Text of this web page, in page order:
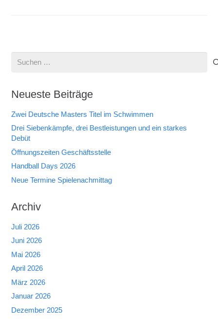
Suchen
Neueste Beiträge
Zwei Deutsche Masters Titel im Schwimmen
Drei Siebenkämpfe, drei Bestleistungen und ein starkes
Debüt
Öffnungszeiten Geschäftsstelle
Handball Days 2026
Neue Termine Spielenachmittag
Archiv
Juli 2026
Juni 2026
Mai 2026
April 2026
März 2026
Januar 2026
Dezember 2025